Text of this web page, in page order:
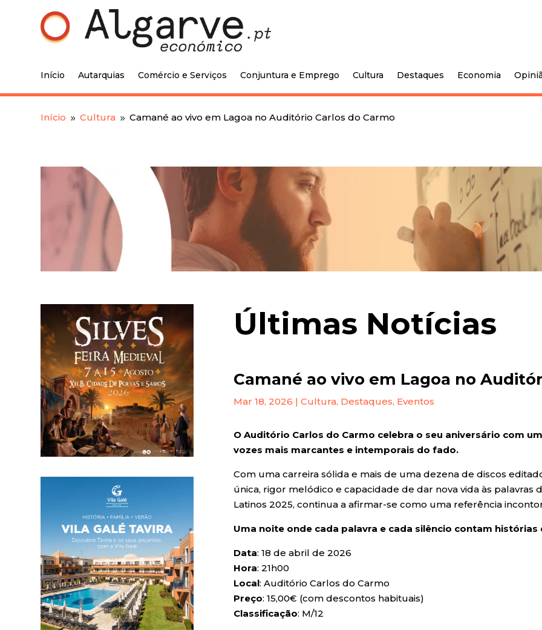
Início Autarquias Comércio e Serviços Conjuntura e Emprego Cultura Destaques Economia
Início 9 Cultura 9 Camané ao vivo em Lagoa no Auditório Carlos do Carmo
Últimas Notícias
Camané ao vivo em Lagoa no
Mar 18, 2026 |Cultura, Destaques, Eventos
O Auditório Carlos do Carmo celebra o seu aniversário com
vozes mais marcantes e intemporais do fado.
Com uma carreira sólida e mais de uma dezena de discos
única, rigor melódico e capacidade de dar nova vida às palavras
Latinos 2025, continua a afirmar-se como uma referência
Uma noite onde cada palavra e cada silêncio contam histórias
Data: 18 de abril de 2026
Hora: 21h00
Local: Auditório Carlos do Carmo
Preço: 15,00€ (com descontos habituais)
Classificação: M/12